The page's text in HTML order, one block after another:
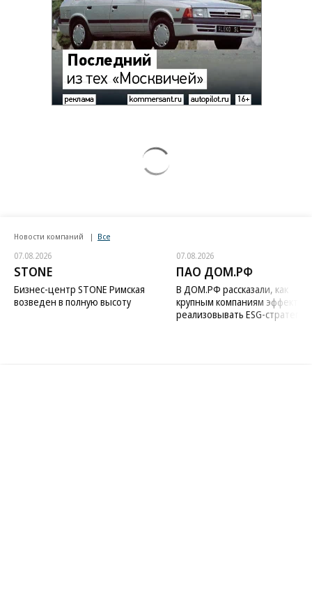
Новости компаний Все
07.08.2026
STONE
Бизнес-центр STONE Римская
возведен в полную высоту
07.08.2026
ПАО ДОМ.РФ
В ДОМ.РФ рассказали, как
крупным компаниям
реализовывать ESG-стратегию